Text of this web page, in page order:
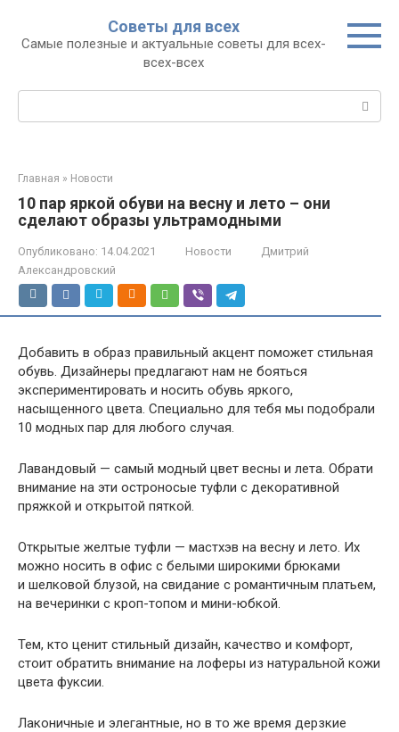
контенту
Советы для всех
Самые полезные и актуальные советы для всех-
всех-всех
Главная » Новости
10 пар яркой обуви на весну и лето – они
сделают образы ультрамодными
Опубликовано: 14.04.2021 Новости
Дмитрий
Александровский
Добавить в образ правильный акцент поможет стильная
обувь. Дизайнеры предлагают нам не бояться
экспериментировать и носить обувь яркого,
насыщенного цвета. Специально для тебя мы подобрали
10 модных пар для любого случая.
Лавандовый — самый модный цвет весны и лета. Обрати
внимание на эти остроносые туфли с декоративной
пряжкой и открытой пяткой.
Открытые желтые туфли — мастхэв на весну и лето. Их
можно носить в офис с белыми широкими брюками
и шелковой блузой, на свидание с романтичным платьем,
на вечеринки с кроп-топом и мини-юбкой.
Тем, кто ценит стильный дизайн, качество и комфорт,
стоит обратить внимание на лоферы из натуральной кожи
цвета фуксии.
Лаконичные и элегантные, но в то же время дерзкие